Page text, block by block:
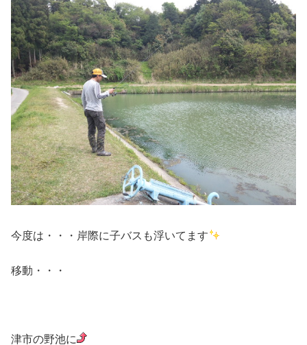
今度は・・・岸際に子バスも浮いてます
移動・・・
津市の野池に